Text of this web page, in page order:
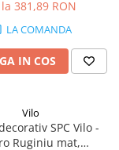
381,89 RON
LA COMANDA
IN COS
Vilo
SPC Vilo -
Ruginiu mat,